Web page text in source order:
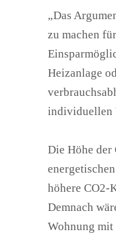
„Das
zu machen
Heizanlage
individuellen
Die Höhe der
höhere CO2-
Demnach
Wohnung mit